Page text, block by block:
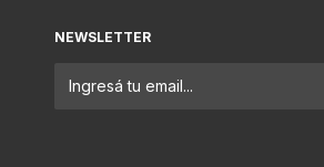
NEWSLETTER